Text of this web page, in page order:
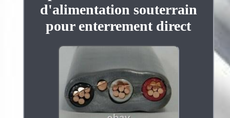
d'alimentation souterrain
pour enterrement direct